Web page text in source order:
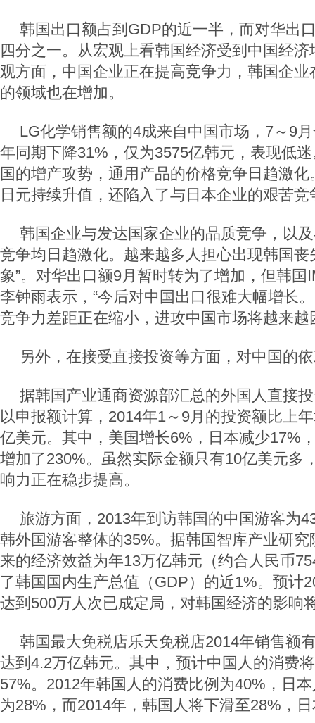
韩国出口额占到GDP的近一半，而对华出
四分之一。从宏观上看韩国经济受到中国经
观方面，中国企业正在提高竞争力，韩国企
的领域也在增加。
LG化学销售额的4成来自中国市场，7～9
年同期下降31%，仅为3575亿韩元，表现低
国的增产攻势，通用产品的价格竞争日趋激
日元持续升值，还陷入了与日本企业的艰苦竞
韩国企业与发达国家企业的品质竞争，以
竞争均日趋激化。越来越多人担心出现韩国丧
象”。对华出口额9月暂时转为了增加，但韩国
李钟雨表示，“今后对中国出口很难大幅增长
竞争力差距正在缩小，进攻中国市场将越来越
另外，在接受直接投资等方面，对中国的
据韩国产业通商资源部汇总的外国人直接
以申报额计算，2014年1～9月的投资额比上
亿美元。其中，美国增长6%，日本减少17%
增加了230%。虽然实际金额只有10亿美元多
响力正在稳步提高。
旅游方面，2013年到访韩国的中国游客为
韩外国游客整体的35%。据韩国智库产业研
来的经济效益为年13万亿韩元（约合人民币
了韩国国内生产总值（GDP）的近1%。预计
达到500万人次已成定局，对韩国经济的影响
韩国最大免税店乐天免税店2014年销售额
达到4.2万亿韩元。其中，预计中国人的消费
57%。2012年韩国人的消费比例为40%，日
为28%，而2014年，韩国人将下滑至28%，